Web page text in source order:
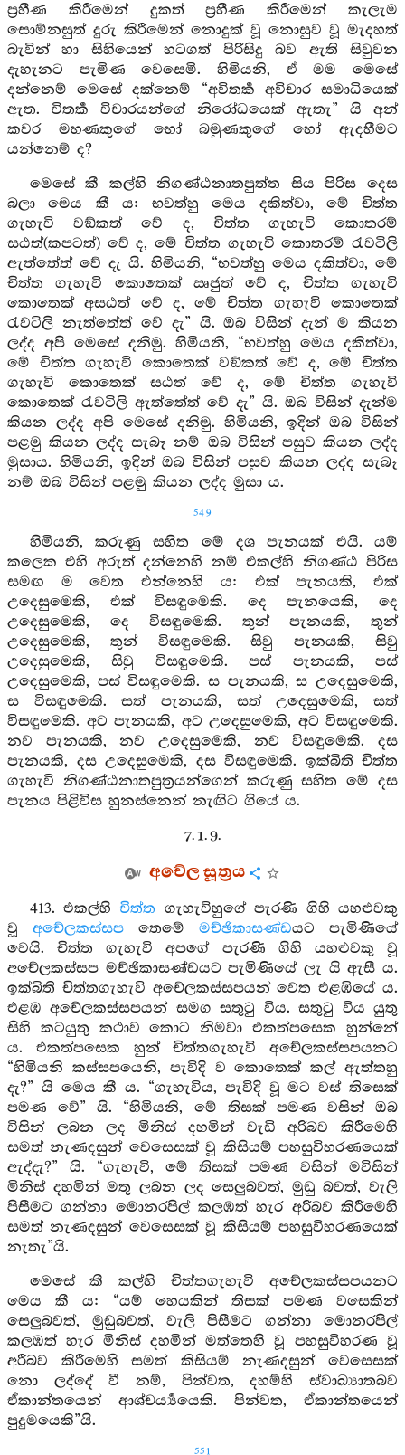
ප්‍රහීණ කිරීමෙන් දුකත් ප්‍රහීණ කිරීමෙන් කැලැම
සොම්නසුත් දුරු කිරීමෙන් නොදුක් වූ නොසුව වූ මැදහත්
බැවින් හා සිහියෙන් හටගත් පිරිසිදු බව ඇති සිවුවන
දැහැනට පැමිණ වෙසෙමි. හිමියනි, ඒ මම මෙසේ
දන්නෙම් මෙසේ දක්නෙම් “අවිතර්‍ක අවිචාර සමාධියෙක්
ඇත. විතර්‍ක විචාරයන්ගේ නිරෝධයෙක් ඇතැ” යි අන්
කවර මහණකුගේ හෝ බමුණකුගේ හෝ ඇදහීමට
යන්නෙම් ද?
මෙසේ කී කල්හි නිගණ්ඨනාතපුත්ත සිය පිරිස දෙස
බලා මෙය කී ය: භවත්හු මෙය දකිත්වා, මේ චිත්ත
ගැහැවි වඞ්කත් වේ ද, චිත්ත ගැහැවි කොතරම්
සඨත්(කපටත්) වේ ද, මේ චිත්ත ගැහැවි කොතරම් රැවටිලි
ඇත්තේත් වේ දැ යි. හිමියනි, “භවත්හු මෙය දකිත්වා, මේ
චිත්ත ගැහැවි කොතෙක් ඍජුත් වේ ද, චිත්ත ගැහැවි
කොතෙක් අසඨත් වේ ද, මේ චිත්ත ගැහැවි කොතෙක්
රැවටිලි නැත්තේත් වේ දැ” යි. ඔබ විසින් දැන් ම කියන
ලද්ද අපි මෙසේ දනිමු. හිමියනි, “භවත්හු මෙය දකිත්වා,
මේ චිත්ත ගැහැවි කොතෙක් වඞ්කත් වේ ද, මේ චිත්ත
ගැහැවි කොතෙක් සඨත් වේ ද, මේ චිත්ත ගැහැවි
කොතෙක් රැවටිලි ඇත්තේත් වේ දැ” යි. ඔබ විසින් දැන්ම
කියන ලද්ද අපි මෙසේ දනිමු. හිමියනි, ඉදින් ඔබ විසින්
පළමු කියන ලද්ද සැබෑ නම් ඔබ විසින් පසුව කියන ලද්ද
මුසාය. හිමියනි, ඉදින් ඔබ විසින් පසුව කියන ලද්ද සැබෑ
නම් ඔබ විසින් පළමු කියන ලද්ද මුසා ය.
549
හිමියනි, කරුණු සහිත මේ දශ පැනයක් එයි. යම්
කලෙක එහි අරුත් දන්නෙහි නම් එකල්හි නිගණ්ඨ පිරිස
සමඟ ම වෙත එන්නෙහි ය: එක් පැනයකි, එක්
උදෙසුමෙකි, එක් විසඳුමෙකි. දෙ පැනයෙකි, දෙ
උදෙසුමෙකි, දෙ විසඳුමෙකි. තුන් පැනයකි, තුන්
උදෙසුමෙකි, තුන් විසඳුමෙකි. සිවු පැනයකි, සිවු
උදෙසුමෙකි, සිවු විසඳුමෙකි. පස් පැනයකි, පස්
උදෙසුමෙකි, පස් විසඳුමෙකි. ස පැනයකි, ස උදෙසුමෙකි,
ස විසඳුමෙකි. සත් පැනයකි, සත් උදෙසුමෙකි, සත්
විසඳුමෙකි. අට පැනයකි, අට උදෙසුමෙකි, අට විසඳුමෙකි.
නව පැනයකි, නව උදෙසුමෙකි, නව විසඳුමෙකි. දස
පැනයකි, දස උදෙසුමෙකි, දස විසඳුමෙකි. ඉක්බිති චිත්ත
ගැහැවි නිගණ්ඨනාතපුත්‍රයන්ගෙන් කරුණු සහිත මේ දස
පැනය පිළිවිස හුනස්නෙන් නැඟිට ගියේ ය.
7. 1. 9.
අචේල සූත්‍රය
413. එකල්හිචිත්ත ගැහැවිහුගේ පැරණි ගිහි යහළුවකු
වූ අචේලකස්සප තෙමේ මච්ඡිකාසණ්ඩයට පැමිණියේ
වෙයි. චිත්ත ගැහැවි අපගේ පැරණි ගිහි යහළුවකු වූ
අචේලකස්සප මච්ඡිකාසණ්ඩයට පැමිණියේ ලැ යි ඇසී ය.
ඉක්බිති චිත්තගැහැවි අචේලකස්සපයන් වෙත එළඹියේ ය.
එළඹ අචේලකස්සපයන් සමග සතුටු විය. සතුටු විය යුතු
සිහි කටයුතු කථාව කොට නිමවා එකත්පසෙක හුන්නේ
ය. එකත්පසෙක හුන් චිත්තගැහැවි අචේලකස්සපයනට
“හිමියනි කස්සපයෙනි, පැවිදි ව කොතෙක් කල් ඇත්තහු
දැ?” යි මෙය කී ය. “ගැහැවිය, පැවිදි වූ මට වස් තිසෙක්
පමණ වේ” යි. “හිමියනි, මේ තිසක් පමණ වසින් ඔබ
විසින් ලබන ලද මිනිස් දහමින් වැඩි අරිබව කිරීමෙහි
සමත් නැණදසුන් වෙසෙසක් වූ කිසියම් පහසුවිහරණයෙක්
ඇද්දැ?” යි. “ගැහැවි, මේ තිසක් පමණ වසින් මවිසින්
මිනිස් දහමින් මතු ලබන ලද සෙලුබවත්, මුඩු බවත්, වැලි
පිසීමට ගන්නා මොනරපිල් කලඹත් හැර අරීබව කිරීමෙහි
සමත් නැණදසුන් වෙසෙසක් වූ කිසියම් පහසුවිහරණයෙක්
නැතැ”යි.
මෙසේ කී කල්හි චිත්තගැහැවි අචේලකස්සපයනට
මෙය කී ය: “යම් හෙයකින් තිසක් පමණ වසෙකින්
සෙලුබවත්, මුඩුබවත්, වැලි පිසීමට ගන්නා මොනරපිල්
කලඹත් හැර මිනිස් දහමින් මත්තෙහි වූ පහසුවිහරණ වූ
අරීබව කිරීමෙහි සමත් කිසියම් නැණදසුන් වෙසෙසක්
නො ලද්දේ වී නම්, පින්වත, දහම්හි ස්වාඛ්‍යාතබව
ඒකාන්තයෙන් ආශ්චර්‍ය්‍යයෙකි. පින්වත, ඒකාන්තයෙන්
පුදුමයෙකි”යි.
551